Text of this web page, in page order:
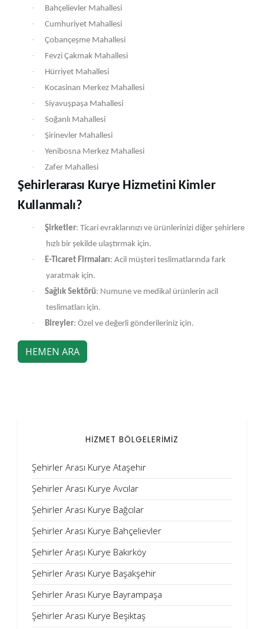
·
Bahçelievler Mahallesi
·
Cumhuriyet Mahallesi
·
Çobançeşme Mahallesi
·
Fevzi Çakmak Mahallesi
·
Hürriyet Mahallesi
·
Kocasinan Merkez Mahallesi
·
Siyavuşpaşa Mahallesi
·
Soğanlı Mahallesi
·
Şirinevler Mahallesi
·
Yenibosna Merkez Mahallesi
·
Zafer Mahallesi
Şehirlerarası Kurye Hizmetini Kimler
Kullanmalı?
· Şirketler: Ticari evraklarınızı ve ürünlerinizi diğer şehirlere
hızlı bir şekilde ulaştırmak için.
·
E-Ticaret Firmaları: Acil müşteri teslimatlarında fark
yaratmak için.
·
Sağlık Sektörü: Numune ve medikal ürünlerin acil
teslimatları için.
·
Bireyler: Özel ve değerli gönderileriniz için.
HEMEN ARA
HİZMET BÖLGELERİMİZ
Şehirler Arası Kurye Ataşehir
Şehirler Arası Kurye Avcılar
Şehirler Arası Kurye Bağcılar
Şehirler Arası Kurye Bahçelievler
Şehirler Arası Kurye Bakırköy
Şehirler Arası Kurye Başakşehir
Şehirler Arası Kurye Bayrampaşa
Şehirler Arası Kurye Beşiktaş